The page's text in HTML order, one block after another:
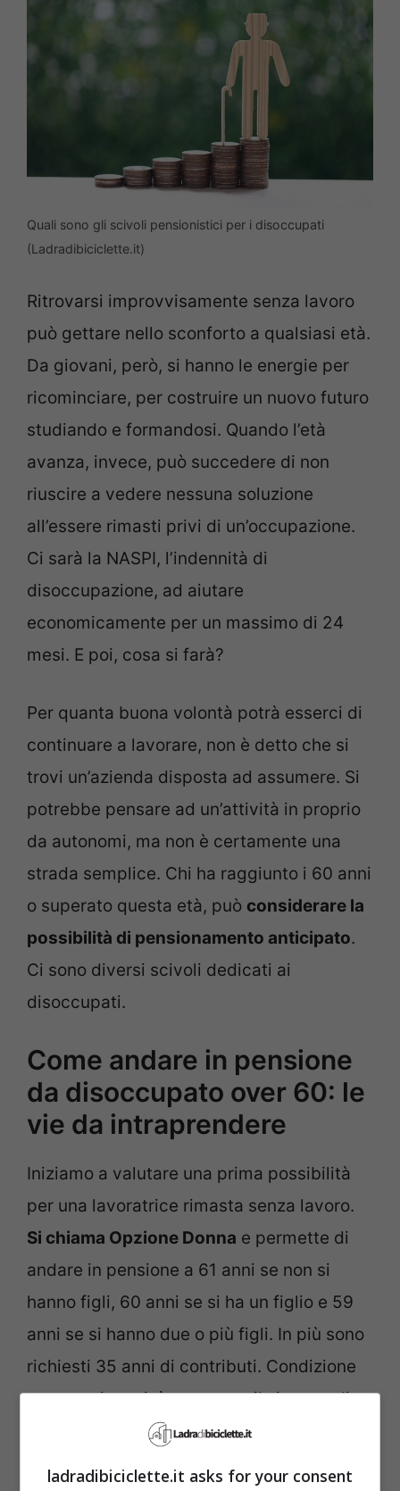
Quali sono gli scivoli pensionistici per i disoccupati
(Ladradibiciclette.it)
Ritrovarsi improvvisamente senza lavoro
può gettare nello sconforto a qualsiasi età.
Da giovani, però, si hanno le energie per
ricominciare, per costruire un nuovo futuro
studiando e formandosi. Quando l’età
avanza, invece, può succedere di non
riuscire a vedere nessuna soluzione
all’essere rimasti privi di un’occupazione.
Ci sarà la NASPI, l’indennità di
disoccupazione, ad aiutare
economicamente per un massimo di 24
mesi. E poi, cosa si farà?
Per quanta buona volontà potrà esserci di
continuare a lavorare, non è detto che si
trovi un’azienda disposta ad assumere. Si
potrebbe pensare ad un’attività in proprio
da autonomi, ma non è certamente una
strada semplice. Chi ha raggiunto i 60 anni
o superato questa età, può considerare la
possibilità di pensionamento anticipato.
Ci sono diversi scivoli dedicati ai
disoccupati.
Come andare in pensione
da disoccupato over 60: le
vie da intraprendere
Iniziamo a valutare una prima possibilità
per una lavoratrice rimasta senza lavoro.
Si chiama Opzione Donna e permette di
andare in pensione a 61 anni se non si
hanno figli, 60 anni se si ha un figlio e 59
anni se si hanno due o più figli. In più sono
richiesti 35 anni di contributi. Condizione
necessaria, poi, è accettare il sistema di
calcolo contributivo anche se si sono
ladradibiciclette.it asks for your consent